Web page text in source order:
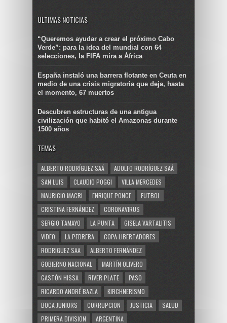
ULTIMAS NOTICIAS
“Queremos ayudar a crear el próximo Cabo
Verde”: para la idea del mundial con 64
selecciones, la FIFA mira a África
España instaló una barrera flotante en Ceuta en
medio de una crisis migratoria que deja, hasta
el momento, 67 muertos
Descubren estructuras de una antigua
civilización que habitó el Amazonas durante
1500 años
TEMAS
ALBERTO RODRÍGUEZ SAÁ
ADOLFO RODRÍGUEZ SAÁ
SAN LUIS
CLAUDIO POGGI
VILLA MERCEDES
MAURICIO MACRI
ENRIQUE PONCE
FUTBOL
CRISTINA FERNÁNDEZ
CORONAVIRUS
SERGIO TAMAYO
LA PUNTA
GISELA VARTALITIS
VIDEO
LA PEDRERA
COPA LIBERTADORES
RODRIGUEZ SAA
ALBERTO FERNÁNDEZ
GOBIERNO NACIONAL
MARTÍN OLIVERO
GASTÓN HISSA
RIVER PLATE
PASO
RICARDO ANDRÉ BAZLA
KIRCHNERISMO
BOCA JUNIORS
CORRUPCION JUSTICIA
SALUD
PRIMERA DIVISION
ARGENTINA